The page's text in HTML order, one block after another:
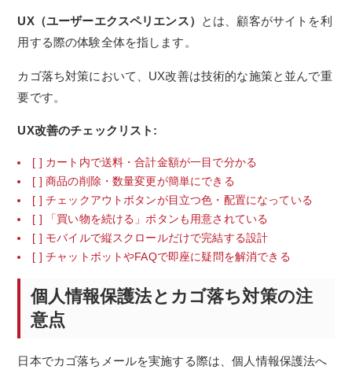
UX（ユーザーエクスペリエンス）
とは、顧客がサイトを利
用する際の体験全体を指します。
カゴ落ち対策において、UX改善は技術的な施策と並んで重
要です。
UX改善のチェックリスト:
[ ] カート内で送料・合計金額が一目で分かる
[ ] 商品の削除・数量変更が簡単にできる
[ ] チェックアウトボタンが目立つ色・配置になっている
[ ] 「買い物を続ける」ボタンも用意されている
[ ] モバイルで縦スクロールだけで完結する設計
[ ] チャットボットやFAQで即座に疑問を解消できる
個人情報保護法とカゴ落ち対策の注
意点
日本でカゴ落ちメールを実施する際は、個人情報保護法へ